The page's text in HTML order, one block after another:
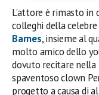
L’attore è rimasto
colleghi della celebre
Barnes, insieme al
molto amico dello
dovuto recitare nella
spaventoso clown
progetto a causa di